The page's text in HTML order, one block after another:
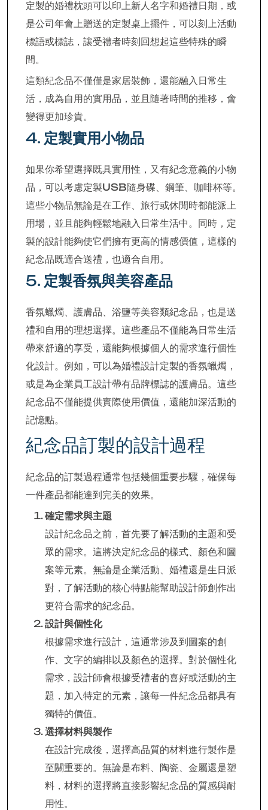
定製的婚禮枕頭可以印上新人名字和婚禮日期，或
是公司年會上贈送的定製桌上擺件，可以刻上活動
標語或標誌，讓受禮者時刻回想起這些特殊的瞬
間。
這類紀念品不僅僅是家居裝飾，還能融入日常生
活，成為自用的實用品，並且隨著時間的推移，會
變得更加珍貴。
4. 定製實用小物品
如果你希望選擇既具實用性，又有紀念意義的小物
品，可以考慮定製USB隨身碟、鋼筆、咖啡杯等。
這些小物品無論是在工作、旅行或休閒時都能派上
用場，並且能夠輕鬆地融入日常生活中。同時，定
製的設計能夠使它們擁有更高的情感價值，這樣的
紀念品既適合送禮，也適合自用。
5. 定製香氛與美容產品
香氛蠟燭、護膚品、浴鹽等美容類紀念品，也是送
禮和自用的理想選擇。這些產品不僅能為日常生活
帶來舒適的享受，還能夠根據個人的需求進行個性
化設計。例如，可以為婚禮設計定製的香氛蠟燭，
或是為企業員工設計帶有品牌標誌的護膚品。這些
紀念品不僅能提供實際使用價值，還能加深活動的
記憶點。
紀念品訂製的設計過程
紀念品的訂製過程通常包括幾個重要步驟，確保每
一件產品都能達到完美的效果。
確定需求與主題
設計紀念品之前，首先要了解活動的主題和受
眾的需求。這將決定紀念品的樣式、顏色和圖
案等元素。無論是企業活動、婚禮還是生日派
對，了解活動的核心特點能幫助設計師創作出
更符合需求的紀念品。
設計與個性化
根據需求進行設計，這通常涉及到圖案的創
作、文字的編排以及顏色的選擇。對於個性化
需求，設計師會根據受禮者的喜好或活動的主
題，加入特定的元素，讓每一件紀念品都具有
獨特的價值。
選擇材料與製作
在設計完成後，選擇高品質的材料進行製作是
至關重要的。無論是布料、陶瓷、金屬還是塑
料，材料的選擇將直接影響紀念品的質感與耐
用性。